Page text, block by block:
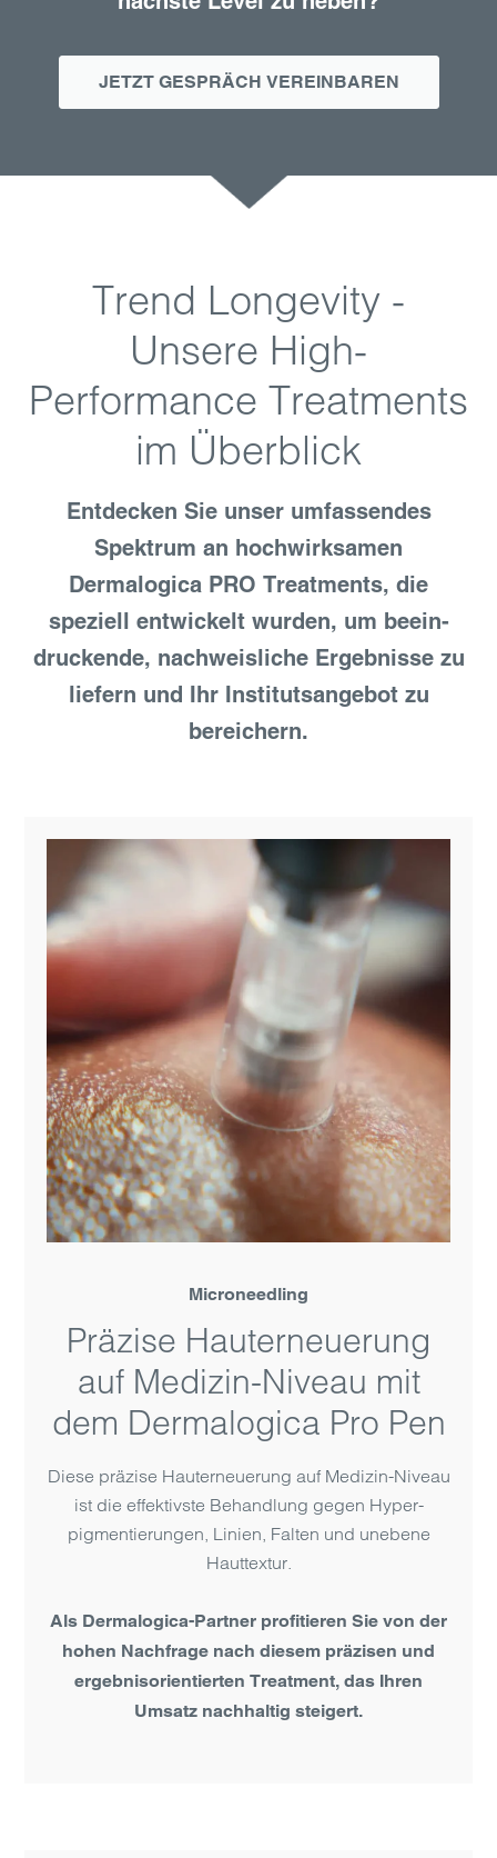
JETZT GESPRÄCH VEREINBAREN
Trend Longevity -
Unsere High-
Performance Treatments
im Überblick
Ent­decken Sie unser umfas­sendes
Spektrum an hoch­wirksamen
Dermalogica PRO Treatments, die
speziell ent­wickelt wurden, um beein­
druckende, nach­weisliche Ergeb­nisse zu
liefern und Ihr Instituts­angebot zu
bereichern.
Microneedling
Präzise Haut­erneuerung
auf Medizin-Niveau mit
dem Dermalogica Pro Pen
Diese präzise Haut­erneuerung auf Medizin-Niveau
ist die effektivste Behand­lung gegen Hyper­
pigmen­tierungen, Linien, Falten und unebene
Haut­textur.
Als Dermalogica-Partner profi­tieren Sie von der
hohen Nach­frage nach diesem präzisen und
ergebnis­orientierten Treat­ment, das Ihren
Umsatz nach­haltig steigert.